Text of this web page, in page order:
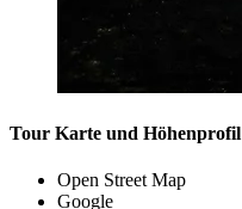
Tour Karte und Höhenprofil
Open Street Map
Google